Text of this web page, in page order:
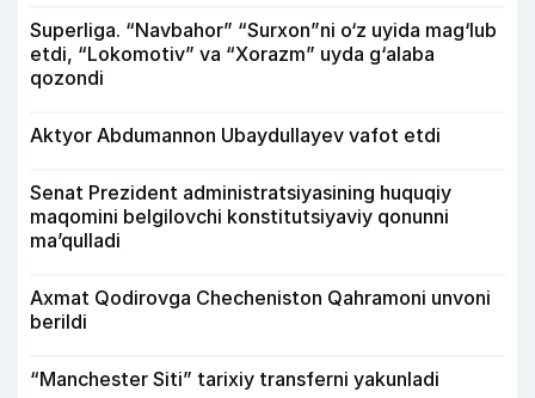
Superliga. “Navbahor” “Surxon”ni o‘z uyida mag‘lub
etdi, “Lokomotiv” va “Xorazm” uyda g‘alaba
qozondi
Aktyor Abdu­mannon Ubaydullayev vafot etdi
Senat Prezident administratsiyasining huquqiy
maqomini belgilovchi konstitutsiyaviy qonunni
ma’qulladi
Axmat Qodirovga Checheniston Qahramoni unvoni
berildi
“Manchester Siti” tarixiy transferni yakunladi